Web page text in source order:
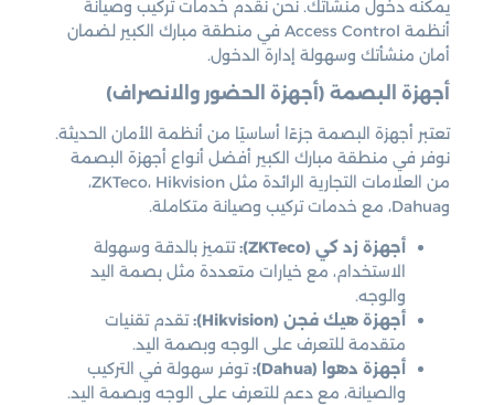
يمكنه دخول منشأتك. نحن نقدم خدمات تركيب وصيانة
أنظمة Access Control في منطقة مبارك الكبير لضمان
أمان منشأتك وسهولة إدارة الدخول.
أجهزة البصمة (أجهزة الحضور والانصراف)
تعتبر أجهزة البصمة جزءًا أساسيًا من أنظمة الأمان الحديثة.
نوفر في منطقة مبارك الكبير أفضل أنواع أجهزة البصمة
من العلامات التجارية الرائدة مثل ZKTeco، Hikvision،
وDahua، مع خدمات تركيب وصيانة متكاملة.
أجهزة زد كي (ZKTeco):
تتميز بالدقة وسهولة
الاستخدام، مع خيارات متعددة مثل بصمة اليد
والوجه.
أجهزة هيك فجن (Hikvision):
تقدم تقنيات
متقدمة للتعرف على الوجه وبصمة اليد.
أجهزة دهوا (Dahua):
توفر سهولة في التركيب
والصيانة، مع دعم للتعرف على الوجه وبصمة اليد.